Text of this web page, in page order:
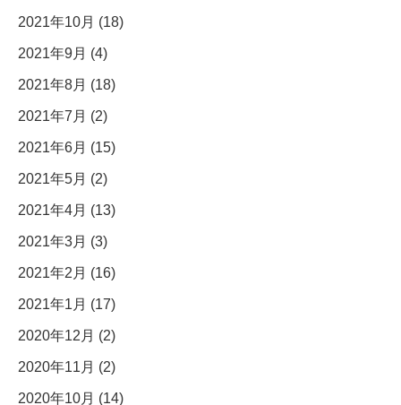
2021年10月 (18)
2021年9月 (4)
2021年8月 (18)
2021年7月 (2)
2021年6月 (15)
2021年5月 (2)
2021年4月 (13)
2021年3月 (3)
2021年2月 (16)
2021年1月 (17)
2020年12月 (2)
2020年11月 (2)
2020年10月 (14)